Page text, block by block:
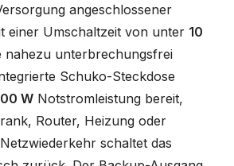
angeschlossener
einer Umschaltzeit von unter 10
nahezu unterbrechungsfrei
Schuko-Steckdose
W Notstromleistung bereit,
Router, Heizung oder
schaltet das